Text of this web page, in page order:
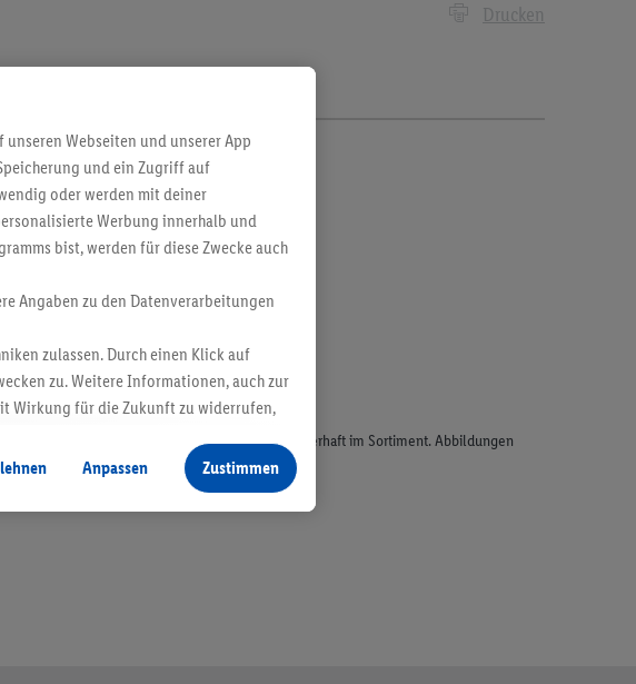
Drucken
vor allem NonFood-Produkte, sind nicht alle dauerhaft im Sortiment. Abbildungen
Webseiten und unserer App
und ein Zugriff auf
oder werden mit deiner
Werbung innerhalb und
bist, werden für diese Zwecke auch
Angaben zu den Datenverarbeitungen
zulassen. Durch einen Klick auf
zu. Weitere Informationen, auch zur
Wirkung für die Zukunft zu widerrufen,
Anpassen Zustimmen